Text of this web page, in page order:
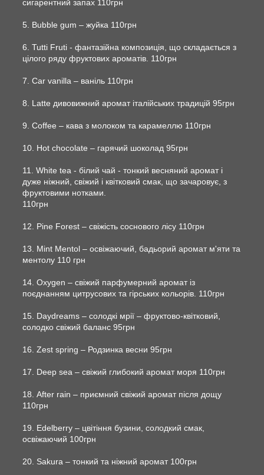
сигарентний запах 110грн
5. Bubble gum – жуйка 110грн
6. Tutti Fruti - фантазійна композиція, що складається з
цілого ряду фруктових ароматів. 110грн
7. Car vanilla – ваніль 110грн
8. Latte дивовижний аромат італійських традицій 95грн
9. Сoffee – кава з молоком та карамеллю 110грн
10. Hot chocolate – гарячий шоколад 95грн
11. White tea - білий чай - тонкий весняний аромат і
дуже ніжний, свіжий і квітковий смак, що зачаровує, з
фруктовими нотками.
110грн
12. Pine Forest – свіжість соснового лісу 110грн
13. Mint Mentol – освіжаючий, бадьорий аромат м'яти та
ментолу 110 грн
14. Oxygen – свіжий парфумерний аромат із
поєднанням цитрусових та гірських кольорів. 110грн
15. Daydreams – солодкі мрії – фруктово-квітковий,
солодко свіжий баланс 95грн
16. Zest spring – Родзинка весни 95грн
17. Deep sea – свіжий глибокий аромат моря 110грн
18. After rain – приємний свіжий аромат після дощу
110грн
19. Edelberry – цвітіння бузини, солодкий смак,
освіжаючий 100грн
20. Sakura – тонкий та ніжний аромат 100грн